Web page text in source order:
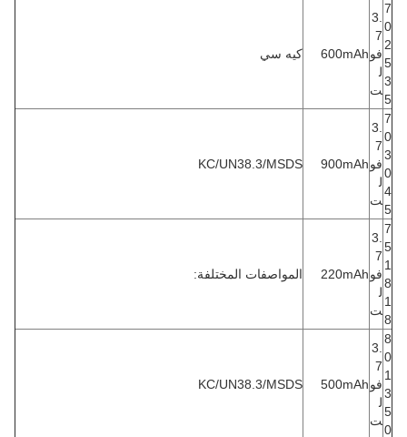
7
0
2
5
3
5
3.
7
فو
ل
ت
600mAh كيه سي
7
0
3
0
4
5
3.
7
فو
ل
ت
900mAh
KC/UN38.3/MSDS
7
5
1
8
1
8
3.
7
فو
ل
ت
220mAh المواصفات المختلفة:
8
0
1
3
5
0
3.
7
فو
ل
ت
500mAh
KC/UN38.3/MSDS